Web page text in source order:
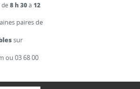
de8 h 30à12
paires de
sur
ou 03 68 00